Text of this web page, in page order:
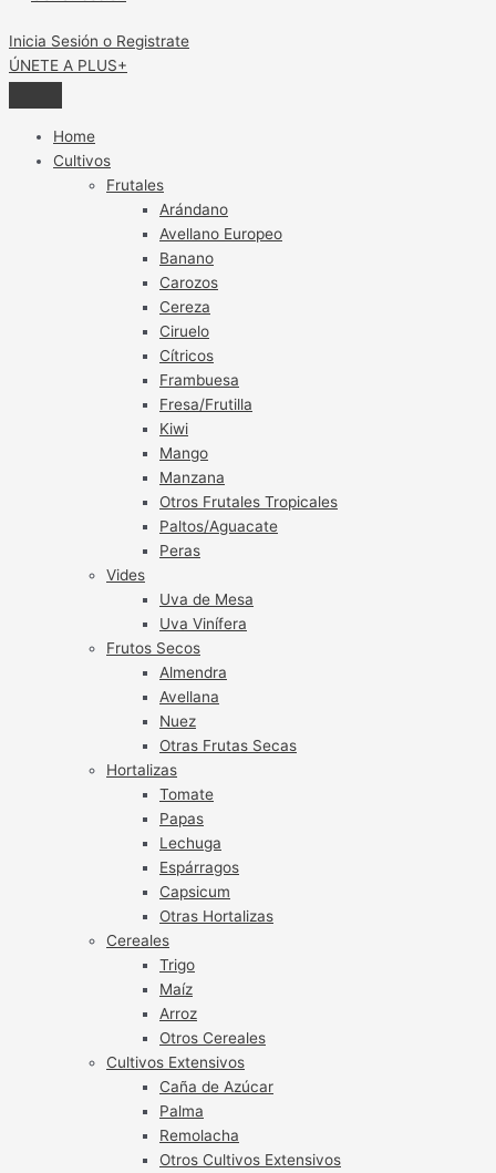
Inicia Sesión o Registrate
ÚNETE A PLUS+
Home
Cultivos
Frutales
Arándano
Avellano Europeo
Banano
Carozos
Cereza
Ciruelo
Cítricos
Frambuesa
Fresa/Frutilla
Kiwi
Mango
Manzana
Otros Frutales Tropicales
Paltos/Aguacate
Peras
Vides
Uva de Mesa
Uva Vinífera
Frutos Secos
Almendra
Avellana
Nuez
Otras Frutas Secas
Hortalizas
Tomate
Papas
Lechuga
Espárragos
Capsicum
Otras Hortalizas
Cereales
Trigo
Maíz
Arroz
Otros Cereales
Cultivos Extensivos
Caña de Azúcar
Palma
Remolacha
Otros Cultivos Extensivos